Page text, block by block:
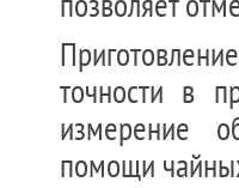
точности в
измерение
помощи